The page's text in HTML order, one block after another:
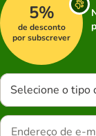
5%
de desconto
por subscrever
Selecione o tipo